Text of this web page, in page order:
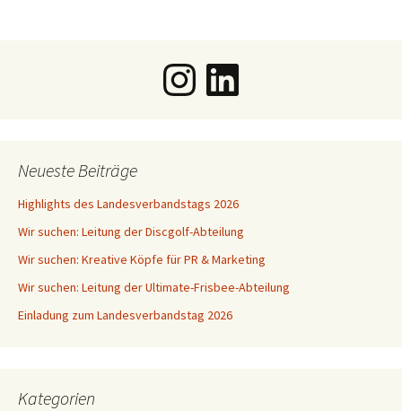
Instagram
LinkedIn
Neueste Beiträge
Highlights des Landesverbandstags 2026
Wir suchen: Leitung der Discgolf-Abteilung
Wir suchen: Kreative Köpfe für PR & Marketing
Wir suchen: Leitung der Ultimate-Frisbee-Abteilung
Einladung zum Landesverbandstag 2026
Kategorien